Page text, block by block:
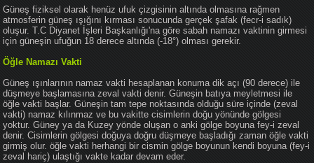
Güneş fiziksel olarak henüz ufuk çizgisinin altında olmasına rağmen
atmosferin güneş ışığını kırması sonucunda gerçek şafak (fecr-i sadık)
oluşur. T.C Diyanet İşleri Başkanlığı'na göre sabah namazı vaktinin girmesi
için güneşin ufuğun 18 derece altında (-18°) olması gerekir.
Öğle Namazı Vakti
Güneş ışınlarının namaz vakti hesaplanan konuma dik açı (90 derece) ile
düşmeye başlamasına zeval vakti denir. Güneşin batıya meyletmesi ile
öğle vakti başlar. Güneşin tam tepe noktasında olduğu süre içinde (zeval
vakti) namaz kılınmaz ve bu vakitte cisimlerin doğu yönünde gölgesi
yoktur. Güney ya da Kuzey yönde oluşan o anki gölge boyuna fey-i zeval
denir. Cisimlerin gölgesi doğuya doğru düşmeye başladığı zaman öğle vakti
girmiş olur. öğle vakti herhangi bir cismin gölge boyunun kendi boyuna (fey-i
zeval hariç) ulaştığı vakte kadar devam eder.